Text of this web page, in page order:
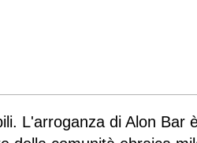
L'arroganza di Alon Bar